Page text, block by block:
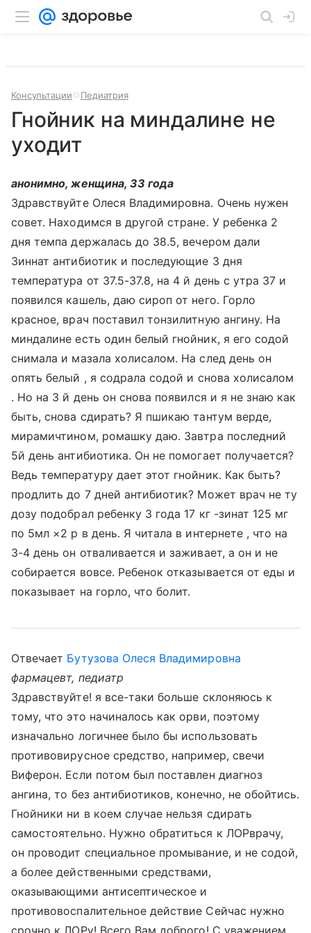
Консультации Педиатрия
Гнойник на миндалине не
уходит
анонимно, женщина, 33 года
Здравствуйте Олеся Владимировна. Очень нужен
совет. Находимся в другой стране. У ребенка 2
дня темпа держалась до 38.5, вечером дали
Зиннат антибиотик и последующие 3 дня
температура от 37.5-37.8, на 4 й день с утра 37 и
появился кашель, даю сироп от него. Горло
красное, врач поставил тонзилитную ангину. На
миндалине есть один белый гнойник, я его содой
снимала и мазала холисалом. На след день он
опять белый , я содрала содой и снова холисалом
. Но на 3 й день он снова появился и я не знаю как
быть, снова сдирать? Я пшикаю тантум верде,
мирамичтином, ромашку даю. Завтра последний
5й день антибиотика. Он не помогает получается?
Ведь температуру дает этот гнойник. Как быть?
продлить до 7 дней антибиотик? Может врач не ту
дозу подобрал ребенку 3 года 17 кг -зинат 125 мг
по 5мл ×2 р в день. Я читала в интернете , что на
3-4 день он отваливается и заживает, а он и не
собирается вовсе. Ребенок отказывается от еды и
показывает на горло, что болит.
Отвечает Бутузова Олеся Владимировна
фармацевт, педиатр
Здравствуйте! я все-таки больше склоняюсь к
тому, что это начиналось как орви, поэтому
изначально логичнее было бы использовать
противовирусное средство, например, свечи
Виферон. Если потом был поставлен диагноз
ангина, то без антибиотиков, конечно, не обойтись.
Гнойники ни в коем случае нельзя сдирать
самостоятельно. Нужно обратиться к ЛОРврачу,
он проводит специальное промывание, и не содой,
а более действенными средствами,
оказывающими антисептическое и
противовоспалительное действие Сейчас нужно
срочно к ЛОРу! Всего Вам доброго! С уважением,